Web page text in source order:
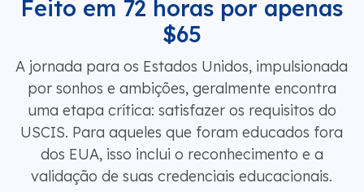
Feito em 72 horas por apenas
$65
A jornada para os Estados Unidos, impulsionada
por sonhos e ambições, geralmente encontra
uma etapa crítica: satisfazer os requisitos do
USCIS. Para aqueles que foram educados fora
dos EUA, isso inclui o reconhecimento e a
validação de suas credenciais educacionais.